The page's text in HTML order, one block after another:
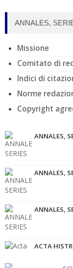
ANNALES,
Missione
Comitato di
Indici di
Norme
Copyright
ANNALES,
ANNALES,
ANNALES,
ACTA